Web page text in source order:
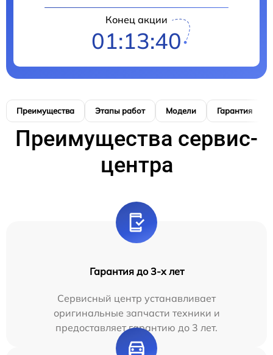
Конец акции
01:13:39
Преимущества Этапы работ Модели Гарантия
Преимущества сервис-
центра
Гарантия до 3-х лет
Сервисный центр устанавливает
оригинальные запчасти техники и
предоставляет гарантию до 3 лет.